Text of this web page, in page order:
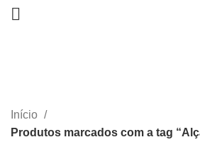
CATEGORIAS
Início
Produtos marcados com a tag